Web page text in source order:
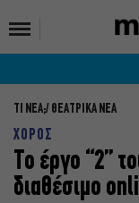
ΤΙ ΝΕΑ; ΘΕΑΤΡΙΚΑ ΝΕΑ
ΧΟΡΟΣ
Το έργο “2”
διαθέσιμο